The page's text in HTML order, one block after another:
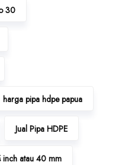
30
harga pipa hdpe papua
Jual Pipa HDPE
atau 40 mm